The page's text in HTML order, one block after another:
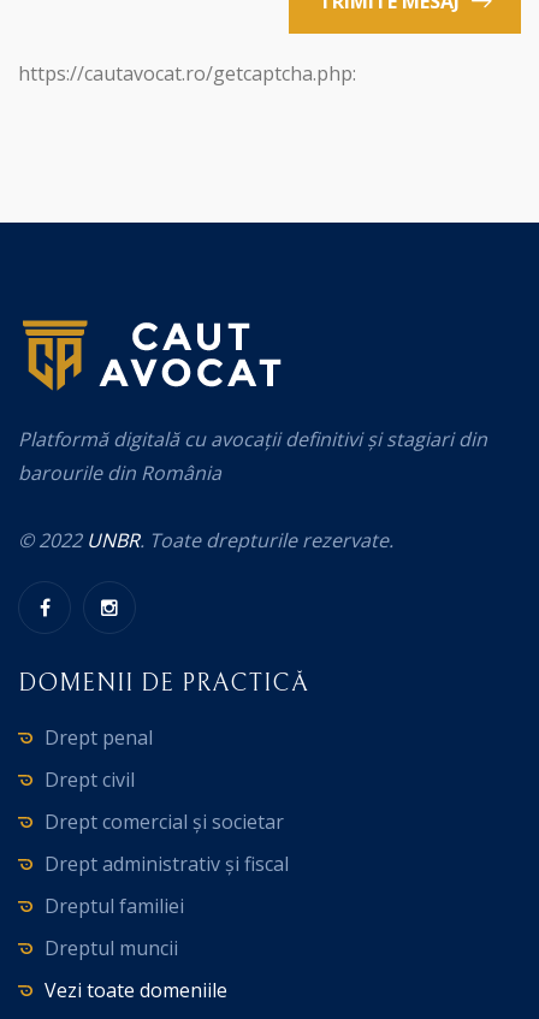
https://cautavocat.ro/getcaptcha.php:
Platformă digitală cu avocații definitivi și stagiari din
barourile din România
© 2022 UNBR. Toate drepturile rezervate.
DOMENII DE PRACTICĂ
Drept penal
Drept civil
Drept comercial și societar
Drept administrativ și fiscal
Dreptul familiei
Dreptul muncii
Vezi toate domeniile